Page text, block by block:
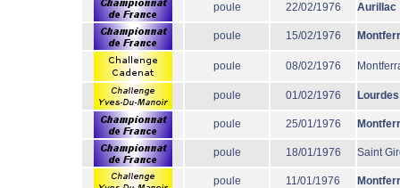
poule 22/02/1976 Aurillac
poule 15/02/1976
poule 08/02/1976
poule 01/02/1976 Lourdes
poule 25/01/1976
poule 18/01/1976 Saint
poule 11/01/1976